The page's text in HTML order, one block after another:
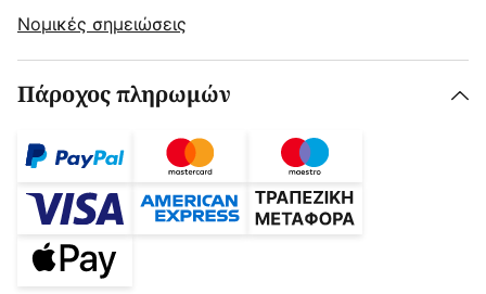
Νομικές σημειώσεις
Πάροχος πληρωμών